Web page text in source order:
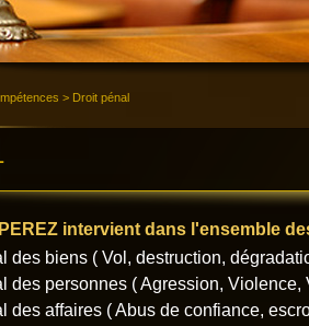
> Droit pénal
intervient dans l'ensemble
des biens ( Vol, destruction,
des personnes ( Agression,
des affaires ( Abus de confiance,